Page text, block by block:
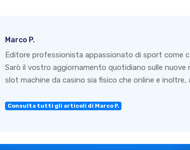
Marco P.
Editore professionista appassionato di sport come
Sarò il vostro aggiornamento quotidiano sulle nuove
slot machine da casino sia fisico che online e
Consulta tutti gli articoli di Marco P.